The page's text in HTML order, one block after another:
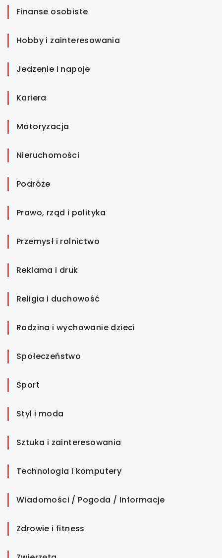
Finanse osobiste
Hobby i zainteresowania
Jedzenie i napoje
Kariera
Motoryzacja
Nieruchomości
Podróże
Prawo, rząd i polityka
Przemysł i rolnictwo
Reklama i druk
Religia i duchowość
Rodzina i wychowanie dzieci
Społeczeństwo
Sport
Styl i moda
Sztuka i zainteresowania
Technologia i komputery
Wiadomości / Pogoda / Informacje
Zdrowie i fitness